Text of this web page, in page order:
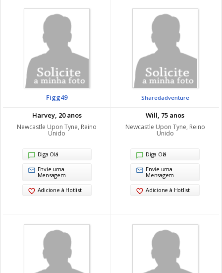
Figg49
Harvey, 20 anos
Newcastle Upon Tyne, Reino
Unido
Diga Olá
Envie uma
Mensagem
Adicione à Hotlist
Sharedadventure
Will, 75 anos
Newcastle Upon Tyne, Reino
Unido
Diga Olá
Envie uma
Mensagem
Adicione à Hotlist